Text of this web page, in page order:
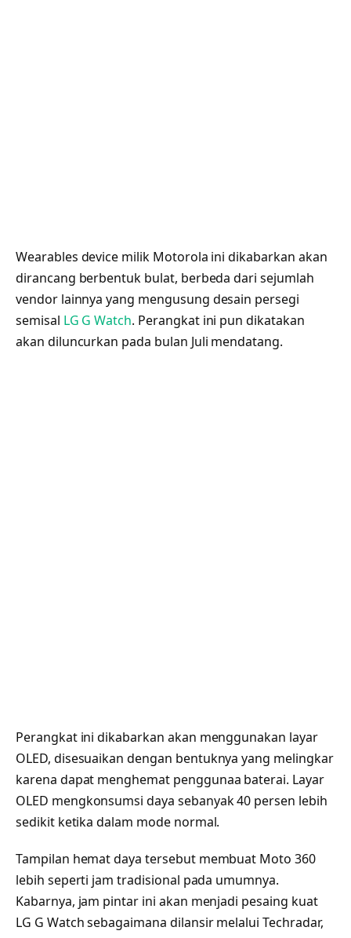
Wearables device milik Motorola ini dikabarkan akan
dirancang berbentuk bulat, berbeda dari sejumlah
vendor lainnya yang mengusung desain persegi
semisal LG G Watch. Perangkat ini pun dikatakan
akan diluncurkan pada bulan Juli mendatang.
Perangkat ini dikabarkan akan menggunakan layar
OLED, disesuaikan dengan bentuknya yang melingkar
karena dapat menghemat penggunaa baterai. Layar
OLED mengkonsumsi daya sebanyak 40 persen lebih
sedikit ketika dalam mode normal.
Tampilan hemat daya tersebut membuat Moto 360
lebih seperti jam tradisional pada umumnya.
Kabarnya, jam pintar ini akan menjadi pesaing kuat
LG G Watch sebagaimana dilansir melalui Techradar,